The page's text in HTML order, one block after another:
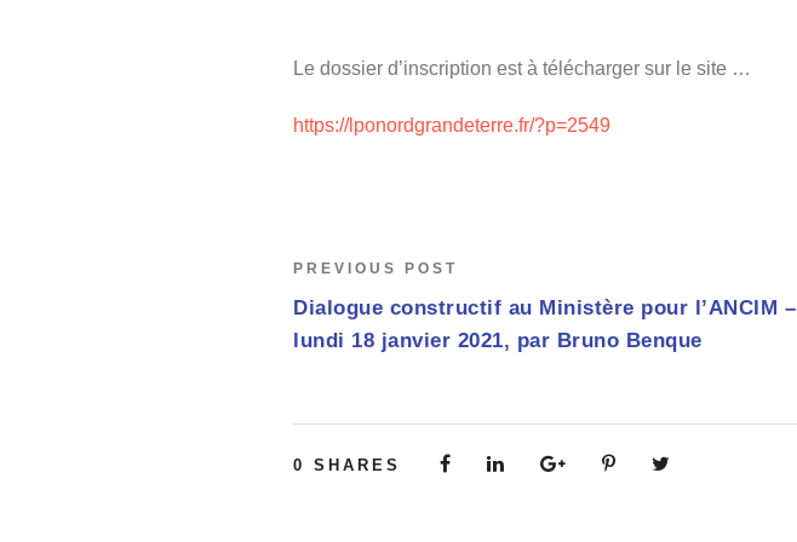
Le dossier d’inscription est à télécharger sur le site …
https://lponordgrandeterre.fr/?p=2549
PREVIOUS POST
Dialogue constructif au Ministère pour l’ANCIM –
lundi 18 janvier 2021, par Bruno Benque
0 SHARES